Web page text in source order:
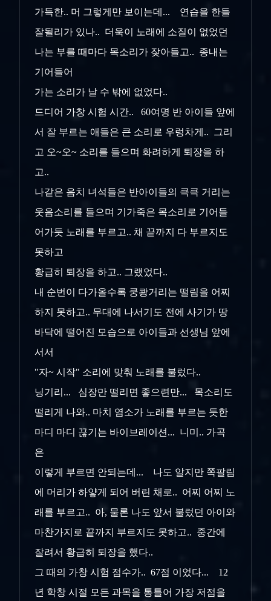
가득한.. 머 그렇게만 보이는데... 연습을 한들
잘될리가 있나.. 더욱이 노래에 소질이 없었던
나는 부를 때마다 목소리가 잦아들고.. 종내는
기어들어
가는 소리가 날 수 밖에 없었다..
드디어 가창 시험 시간.. 60여명 반 아이들 앞에
서 잘 부르는 애들은 큰 소리로 우렁차게.. 그리
고 오~오~ 소리를 들으며 화려하게 퇴장을 하
고..
나같은 음치 녀석들은 반아이들의 큭큭 거리는
웃음소리를 들으며 기가죽은 목소리로 기어들
어가듯 노래를 부르고.. 채 끝까지 다 부르지도
못하고
황급히 퇴장을 하고.. 그랬었다..
내 순번이 다가올수록 쿵쾅거리는 떨림을 어찌
하지 못하고.. 무대에 나서기도 전에 사기가 땅
바닥에 떨어진 모습으로 아이들과 선생님 앞에
서서
"자~ 시작" 소리에 맞춰 노래를 불렀다..
닝기리... 심장만 떨리면 좋으련만... 목소리도
떨리게 나와.. 마치 염소가 노래를 부르는 듯한
마디 마디 끊기는 바이브레이션... 니미.. 가곡
은
이렇게 부르면 안되는데... 나도 알지만 쪽팔림
에 머리가 하얗게 되어 버린 채로.. 어찌 어찌 노
래를 부르고.. 아, 물론 나도 앞서 불렀던 아이와
마찬가지로 끝까지 부르지도 못하고.. 중간에
잘려서 황급히 퇴장을 했다..
그 때의 가창 시험 점수가.. 67점 이었다... 12
년 학창 시절 모든 과목을 통틀어 가장 저점을